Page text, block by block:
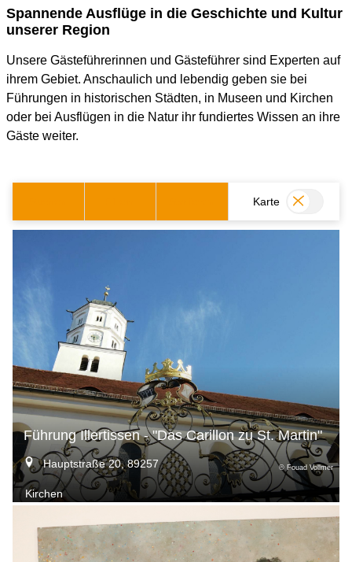
Spannende Ausflüge in die Geschichte und Kultur
unserer Region
Unsere Gästeführerinnen und Gästeführer sind Experten auf
ihrem Gebiet. Anschaulich und lebendig geben sie bei
Führungen in historischen Städten, in Museen und Kirchen
oder bei Ausflügen in die Natur ihr fundiertes Wissen an ihre
Gäste weiter.
Karte
© Fouad Vollmer
Führung Illertissen - "Das Carillon zu St. Martin"
Hauptstraße 20, 89257
Kirchen